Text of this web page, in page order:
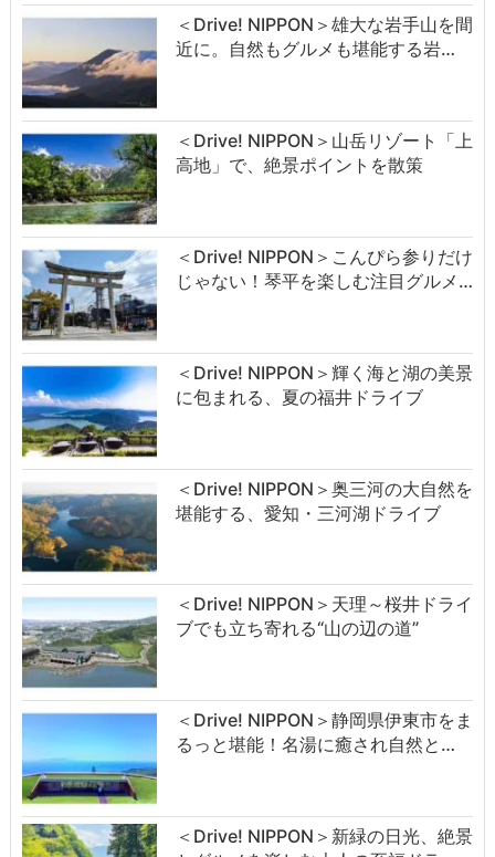
＜Drive! NIPPON＞雄大な岩手山を間
近に。自然もグルメも堪能する岩…
＜Drive! NIPPON＞山岳リゾート「上
高地」で、絶景ポイントを散策
＜Drive! NIPPON＞こんぴら参りだけ
じゃない！琴平を楽しむ注目グルメ…
＜Drive! NIPPON＞輝く海と湖の美景
に包まれる、夏の福井ドライブ
＜Drive! NIPPON＞奥三河の大自然を
堪能する、愛知・三河湖ドライブ
＜Drive! NIPPON＞天理～桜井ドライ
ブでも立ち寄れる“山の辺の道”
＜Drive! NIPPON＞静岡県伊東市をま
るっと堪能！名湯に癒され自然と…
＜Drive! NIPPON＞新緑の日光、絶景